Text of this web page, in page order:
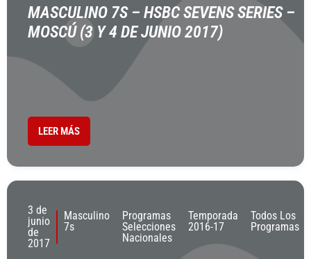
MASCULINO 7S – HSBC SEVENS SERIES –
MOSCÚ (3 Y 4 DE JUNIO 2017)
LEER MÁS
3 de
junio
de
2017
Masculino
7s
Programas
Selecciones
Nacionales
Temporada
2016-17
Todos Los
Programas